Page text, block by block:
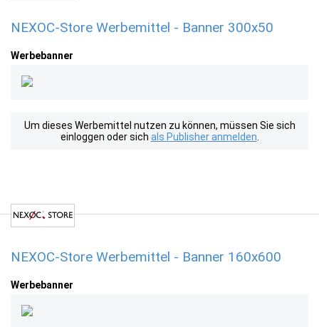
NEXOC-Store Werbemittel - Banner 300x50
Werbebanner
Um dieses Werbemittel nutzen zu können, müssen Sie sich
einloggen oder sich als Publisher anmelden
NEXOC-Store Werbemittel - Banner 160x600
Werbebanner